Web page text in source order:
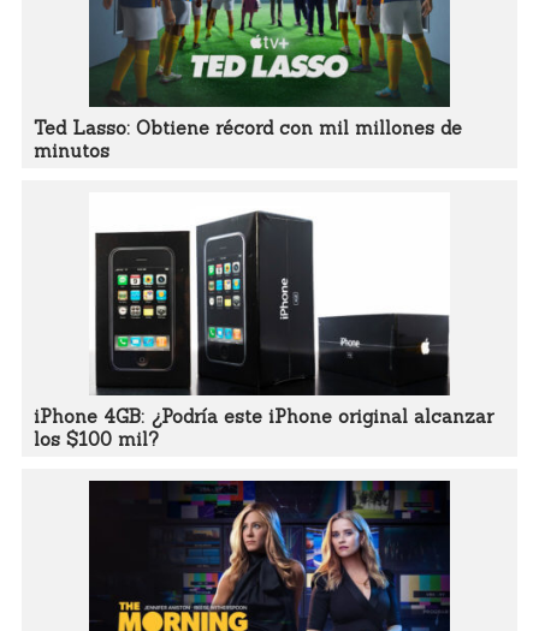
Ted Lasso: Obtiene récord con mil millones de
minutos
iPhone 4GB: ¿Podría este iPhone original alcanzar
los $100 mil?